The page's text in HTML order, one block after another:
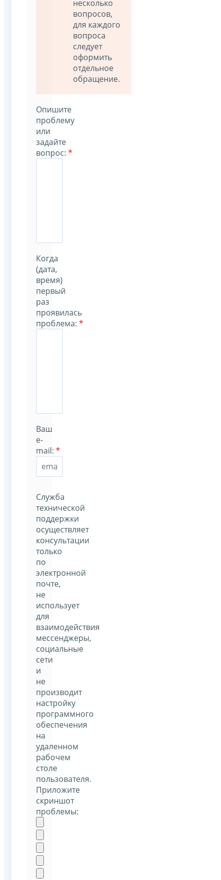
несколько
вопросов,
для каждого
вопроса
следует
оформить
отдельное
обращение.
Опишите
проблему
или
задайте
вопрос: *
Когда
(дата,
время)
первый
раз
проявилась
проблема: *
Ваш
e-
mail: *
Служба
технической
поддержки
осуществляет
консультации
только
по
электронной
почте,
не
использует
для
взаимодействия
мессенджеры,
социальные
сети
и
не
производит
настройку
программного
обеспечения
на
удаленном
рабочем
столе
пользователя.
Приложите
скриншот
проблемы: